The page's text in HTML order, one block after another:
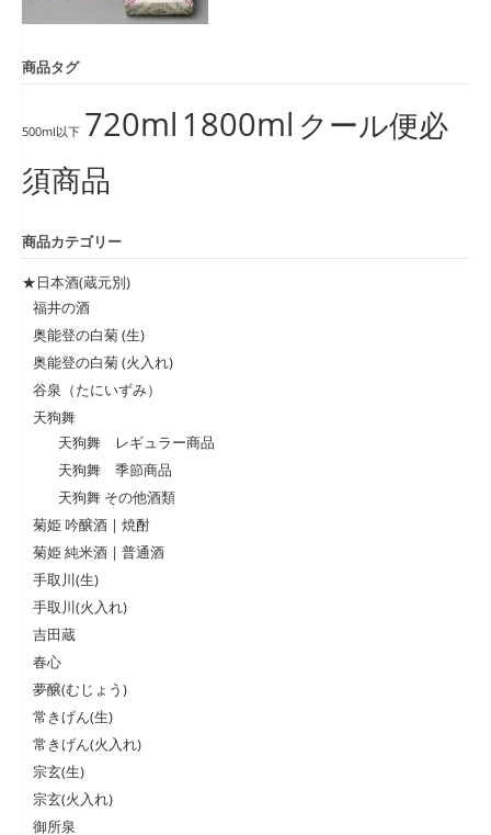
商品タグ
500ml以下 720ml 1800ml クール便必
須商品
商品カテゴリー
★日本酒(蔵元別)
福井の酒
奥能登の白菊 (生)
奥能登の白菊 (火入れ)
谷泉（たにいずみ）
天狗舞
天狗舞 レギュラー商品
天狗舞 季節商品
天狗舞 その他酒類
菊姫 吟醸酒 | 焼酎
菊姫 純米酒 | 普通酒
手取川(生)
手取川(火入れ)
吉田蔵
春心
夢醸(むじょう)
常きげん(生)
常きげん(火入れ)
宗玄(生)
宗玄(火入れ)
御所泉